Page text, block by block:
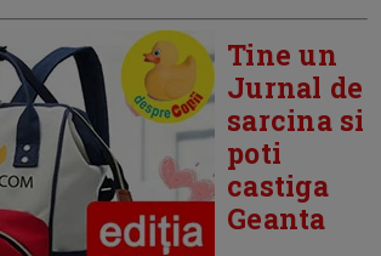
Tine un
Jurnal de
sarcina si
poti
castiga
Geanta